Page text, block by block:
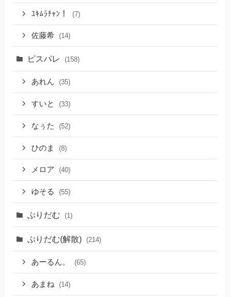
ﾕｷﾑﾗﾁｬﾝ！ (7)
佐藤希 (14)
ピスパレ (158)
あれん (35)
すいと (33)
なぅた (52)
ひのま (8)
メロア (40)
ゆそる (55)
ぷりだむ (1)
ぷりだむ(解散) (214)
あーるん。 (65)
あまね (14)